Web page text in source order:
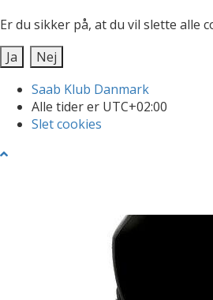
Er du sikker på, at du vil slette alle
Saab Klub Danmark
Alle tider er UTC+02:00
Slet cookies